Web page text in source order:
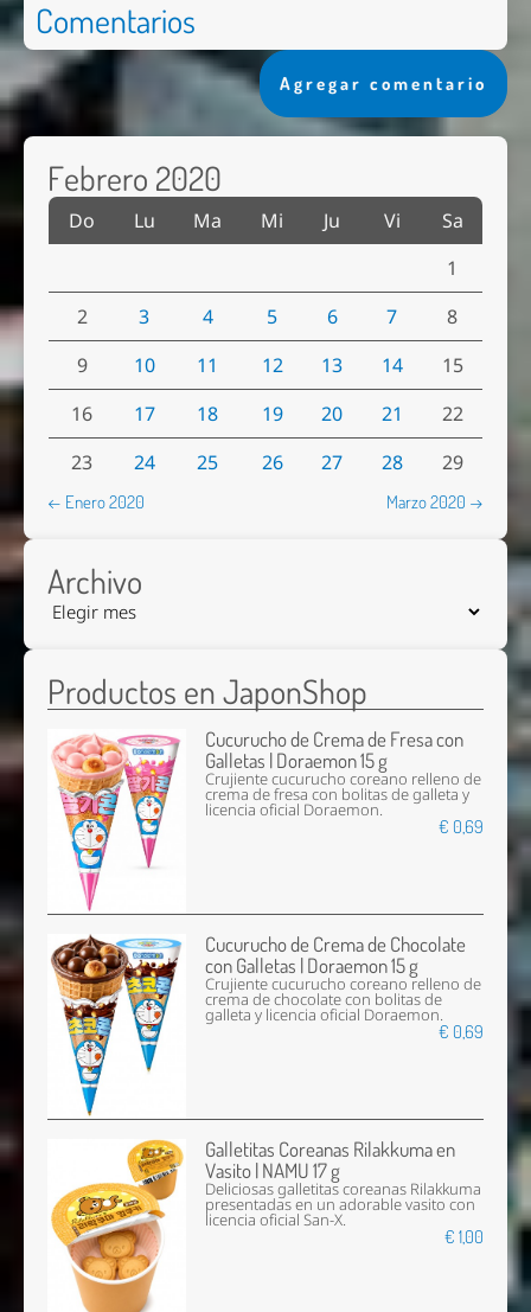
Comentarios
Agregar comentario
Febrero 2020
Do Lu Ma Mi Ju Vi
Sa
1
2
3 4 5 6 7
8
9
10 11 12 13 14
15
16
17 18 19 20 21
22
23
24 25 26 27 28 29
← Enero 2020 Marzo 2020 →
Archivo
Productos en JaponShop
Cucurucho de Crema de Fresa con
Galletas | Doraemon 15 g
Crujiente cucurucho coreano relleno de
crema de fresa con bolitas de galleta y
licencia oficial Doraemon.
€ 0,69
Cucurucho de Crema de Chocolate
con Galletas | Doraemon 15 g
Crujiente cucurucho coreano relleno de
crema de chocolate con bolitas de
galleta y licencia oficial Doraemon.
€ 0,69
Galletitas Coreanas Rilakkuma en
Vasito | NAMU 17 g
Deliciosas galletitas coreanas Rilakkuma
presentadas en un adorable vasito con
licencia oficial San-X.
€ 1,00